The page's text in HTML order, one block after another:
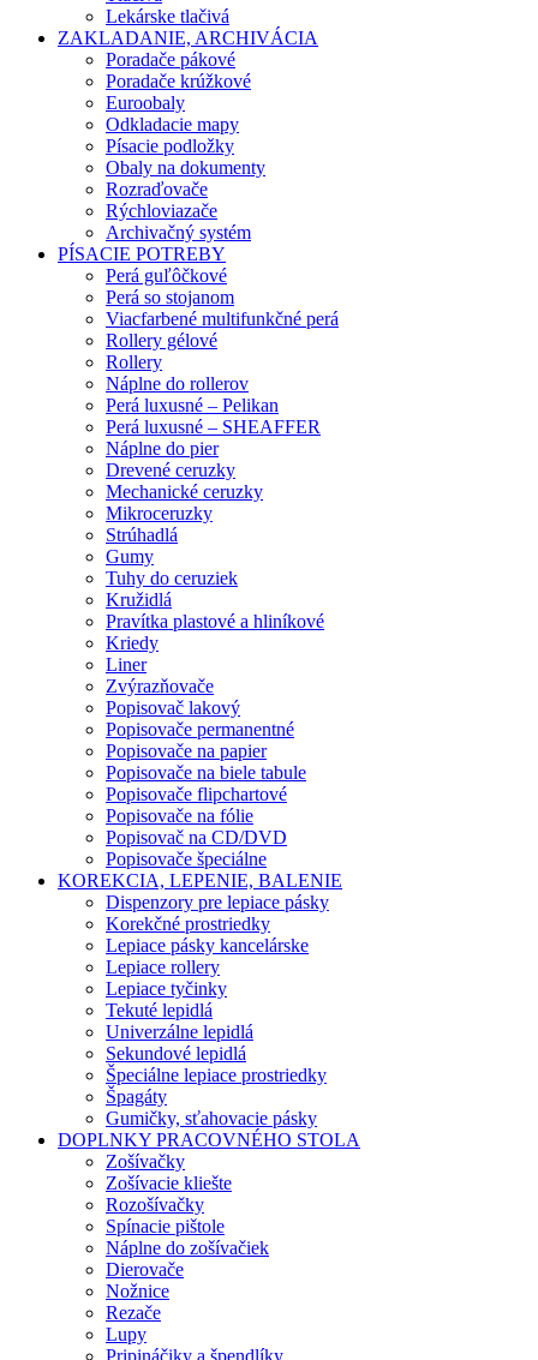
Lekárske tlačivá
ZAKLADANIE, ARCHIVÁCIA
Poradače pákové
Poradače krúžkové
Euroobaly
Odkladacie mapy
Písacie podložky
Obaly na dokumenty
Rozraďovače
Rýchloviazače
Archivačný systém
PÍSACIE POTREBY
Perá guľôčkové
Perá so stojanom
Viacfarbené multifunkčné perá
Rollery gélové
Rollery
Náplne do rollerov
Perá luxusné – Pelikan
Perá luxusné – SHEAFFER
Náplne do pier
Drevené ceruzky
Mechanické ceruzky
Mikroceruzky
Strúhadlá
Gumy
Tuhy do ceruziek
Kružidlá
Pravítka plastové a hliníkové
Kriedy
Liner
Zvýrazňovače
Popisovač lakový
Popisovače permanentné
Popisovače na papier
Popisovače na biele tabule
Popisovače flipchartové
Popisovače na fólie
Popisovač na CD/DVD
Popisovače špeciálne
KOREKCIA, LEPENIE, BALENIE
Dispenzory pre lepiace pásky
Korekčné prostriedky
Lepiace pásky kancelárske
Lepiace rollery
Lepiace tyčinky
Tekuté lepidlá
Univerzálne lepidlá
Sekundové lepidlá
Špeciálne lepiace prostriedky
Špagáty
Gumičky, sťahovacie pásky
DOPLNKY PRACOVNÉHO STOLA
Zošívačky
Zošívacie kliešte
Rozošívačky
Spínacie pištole
Náplne do zošívačiek
Dierovače
Nožnice
Rezače
Lupy
Pripináčiky a špendlíky